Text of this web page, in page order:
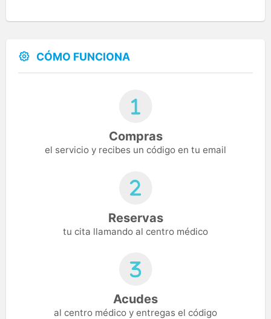
CÓMO FUNCIONA
Compras
el servicio y recibes un código en tu email
Reservas
tu cita llamando al centro médico
Acudes
al centro médico y entregas el código